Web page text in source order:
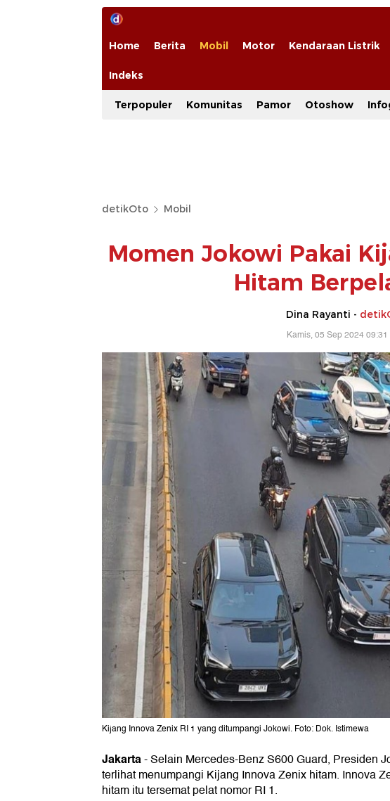
Home Berita Mobil Motor Kendaraan Listrik
Indeks
Terpopuler Komunitas Pamor Otoshow
detikOto Mobil
Momen Jokowi Pakai
Hitam
Dina Rayanti -
Kamis, 05 Sep 2024 09:31
Kijang Innova Zenix RI 1 yang ditumpangi Jokowi. Foto: Dok. Istimewa
Jakarta-Selain Mercedes-Benz S600 Guard, Presiden
terlihat menumpangi Kijang Innova Zenix hitam. Innova
hitam itu tersemat pelat nomor RI 1.